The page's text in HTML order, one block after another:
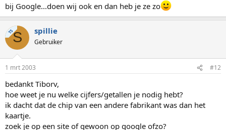
bij Google...doen wij ook en dan heb je ze zo
TSS spillie
Gebruiker
1 mrt 2003 #12
bedankt Tiborv,
hoe weet je nu welke cijfers/getallen je nodig hebt?
ik dacht dat de chip van een andere fabrikant was dan het
kaartje.
zoek je op een site of gewoon op google ofzo?